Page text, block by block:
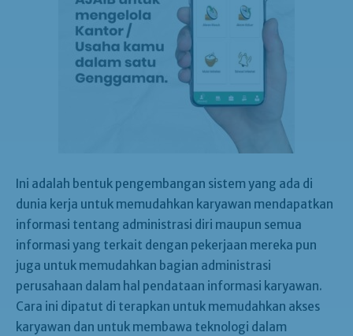
Ini adalah bentuk pengembangan sistem yang ada di
dunia kerja untuk memudahkan karyawan mendapatkan
informasi tentang administrasi diri maupun semua
informasi yang terkait dengan pekerjaan mereka pun
juga untuk memudahkan bagian administrasi
perusahaan dalam hal pendataan informasi karyawan.
Cara ini dipatut di terapkan untuk memudahkan akses
karyawan dan untuk membawa teknologi dalam